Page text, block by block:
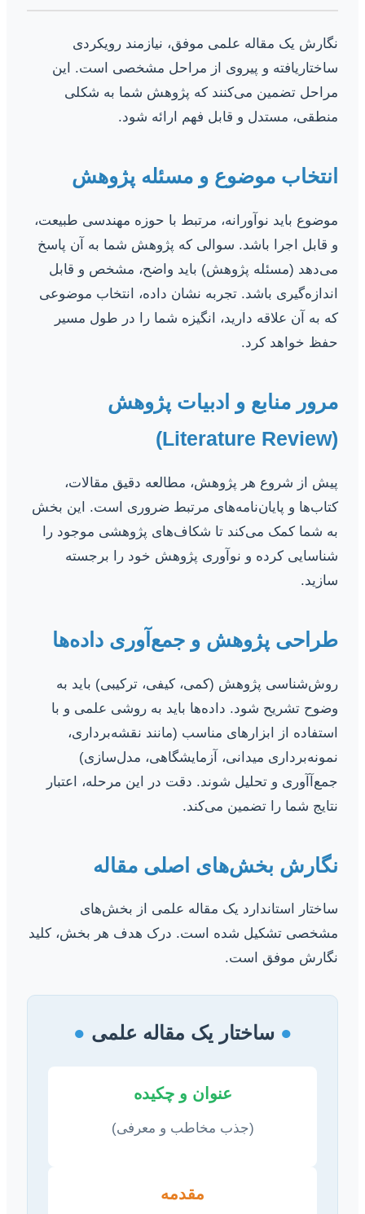
نگارش یک مقاله علمی موفق، نیازمند رویکردی
ساختاریافته و پیروی از مراحل مشخصی است. این
مراحل تضمین می‌کنند که پژوهش شما به شکلی
منطقی، مستدل و قابل فهم ارائه شود.
انتخاب موضوع و مسئله پژوهش
موضوع باید نوآورانه، مرتبط با حوزه مهندسی طبیعت،
و قابل اجرا باشد. سوالی که پژوهش شما به آن پاسخ
می‌دهد (مسئله پژوهش) باید واضح، مشخص و قابل
اندازه‌گیری باشد. تجربه نشان داده، انتخاب موضوعی
که به آن علاقه دارید، انگیزه شما را در طول مسیر
حفظ خواهد کرد.
مرور منابع و ادبیات پژوهش
(Literature Review)
پیش از شروع هر پژوهش، مطالعه دقیق مقالات،
کتاب‌ها و پایان‌نامه‌های مرتبط ضروری است. این بخش
به شما کمک می‌کند تا شکاف‌های پژوهشی موجود را
شناسایی کرده و نوآوری پژوهش خود را برجسته
سازید.
طراحی پژوهش و جمع‌آوری داده‌ها
روش‌شناسی پژوهش (کمی، کیفی، ترکیبی) باید به
وضوح تشریح شود. داده‌ها باید به روشی علمی و با
استفاده از ابزارهای مناسب (مانند نقشه‌برداری،
نمونه‌برداری میدانی، آزمایشگاهی، مدل‌سازی)
جمع‌آآوری و تحلیل شوند. دقت در این مرحله، اعتبار
نتایج شما را تضمین می‌کند.
نگارش بخش‌های اصلی مقاله
ساختار استاندارد یک مقاله علمی از بخش‌های
مشخصی تشکیل شده است. درک هدف هر بخش، کلید
نگارش موفق است.
● ساختار یک مقاله علمی ●
عنوان و چکیده
(جذب مخاطب و معرفی)
مقدمه